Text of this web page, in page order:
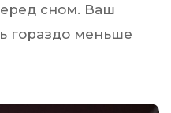
сном. Ваш
гораздо меньше